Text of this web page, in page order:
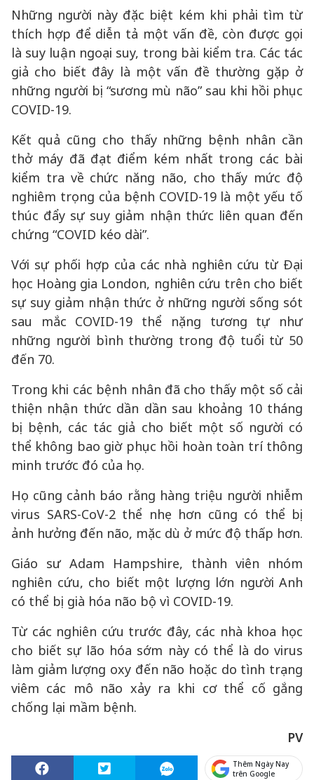
Những người này đặc biệt kém khi phải tìm từ
thích hợp để diễn tả một vấn đề, còn được gọi
là suy luận ngoại suy, trong bài kiểm tra. Các tác
giả cho biết đây là một vấn đề thường gặp ở
những người bị “sương mù não” sau khi hồi phục
COVID-19.
Kết quả cũng cho thấy những bệnh nhân cần
thở máy đã đạt điểm kém nhất trong các bài
kiểm tra về chức năng não, cho thấy mức độ
nghiêm trọng của bệnh COVID-19 là một yếu tố
thúc đẩy sự suy giảm nhận thức liên quan đến
chứng “COVID kéo dài”.
Với sự phối hợp của các nhà nghiên cứu từ Đại
học Hoàng gia London, nghiên cứu trên cho biết
sự suy giảm nhận thức ở những người sống sót
sau mắc COVID-19 thể nặng tương tự như
những người bình thường trong độ tuổi từ 50
đến 70.
Trong khi các bệnh nhân đã cho thấy một số cải
thiện nhận thức dần dần sau khoảng 10 tháng
bị bệnh, các tác giả cho biết một số người có
thể không bao giờ phục hồi hoàn toàn trí thông
minh trước đó của họ.
Họ cũng cảnh báo rằng hàng triệu người nhiễm
virus SARS-CoV-2 thể nhẹ hơn cũng có thể bị
ảnh hưởng đến não, mặc dù ở mức độ thấp hơn.
Giáo sư Adam Hampshire, thành viên nhóm
nghiên cứu, cho biết một lượng lớn người Anh
có thể bị già hóa não bộ vì COVID-19.
Từ các nghiên cứu trước đây, các nhà khoa học
cho biết sự lão hóa sớm này có thể là do virus
làm giảm lượng oxy đến não hoặc do tình trạng
viêm các mô não xảy ra khi cơ thể cố gắng
chống lại mầm bệnh.
PV
Thêm Ngày Nay
trên Google